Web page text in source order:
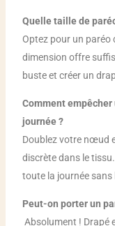
Quelle taille de
Optez pour un paréo
dimension offre
buste et créer un
Comment
journée ?
Doublez votre nœud
discrète dans le
toute la journée sans
Peut-on porter un
Absolument ! Drapé